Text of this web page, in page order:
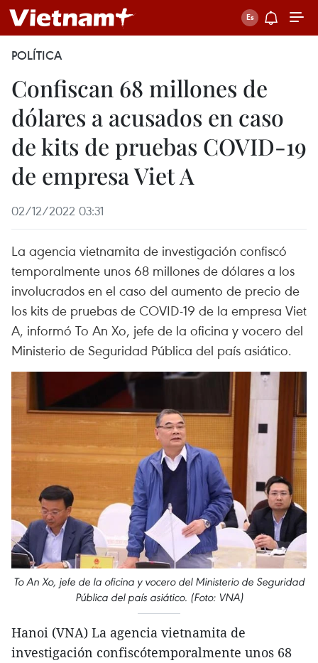
POLÍTICA
Confiscan 68 millones de
dólares a acusados en caso
de kits de pruebas COVID-19
de empresa Viet A
02/12/2022 03:31
La agencia vietnamita de investigación confiscó
temporalmente unos 68 millones de dólares a los
involucrados en el caso del aumento de precio de
los kits de pruebas de COVID-19 de la empresa Viet
A, informó To An Xo, jefe de la oficina y vocero del
Ministerio de Seguridad Pública del país asiático.
To An Xo, jefe de la oficina y vocero del Ministerio de Seguridad
Pública del país asiático. (Foto: VNA)
Hanoi (VNA) La agencia vietnamita de
investigación confiscótemporalmente unos 68